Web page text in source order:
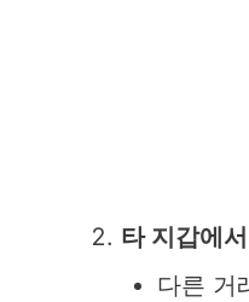
타 지갑에
다른 거